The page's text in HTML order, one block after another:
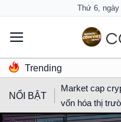
content
Thứ 6, ngày
Trending
NỔI BẬT
Market cap
vốn hóa thị